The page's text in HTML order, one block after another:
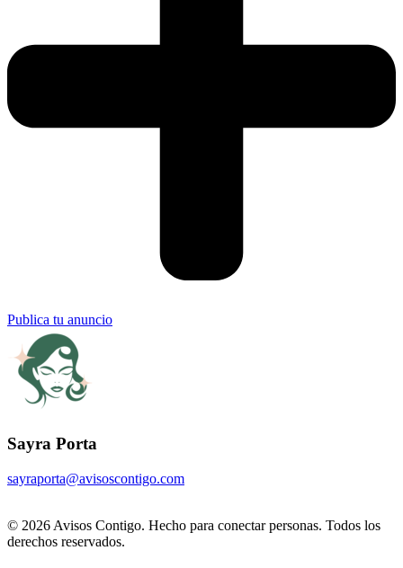
Publica tu anuncio
Sayra Porta
sayraporta@avisoscontigo.com
© 2026 Avisos Contigo. Hecho para conectar personas. Todos los
derechos reservados.